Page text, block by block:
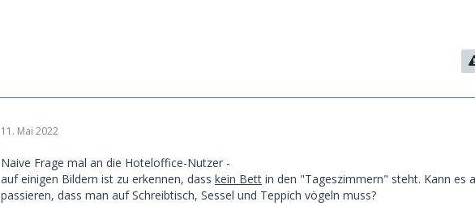
11. Mai 2022
Naive Frage mal an die Hoteloffice-Nutzer -
auf einigen Bildern ist zu erkennen, dass kein Bett in den "Tageszimmern" steht. Kann es
passieren, dass man auf Schreibtisch, Sessel und Teppich vögeln muss?